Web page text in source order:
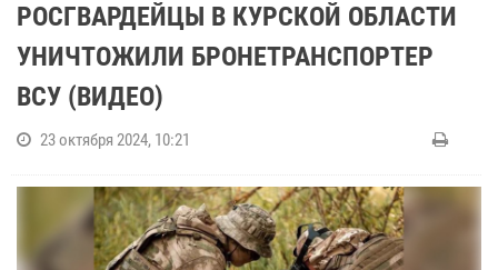
РОСГВАРДЕЙЦЫ В КУРСКОЙ ОБЛАСТИ
УНИЧТОЖИЛИ БРОНЕТРАНСПОРТЕР
ВСУ (ВИДЕО)
23 октября 2024, 10:21